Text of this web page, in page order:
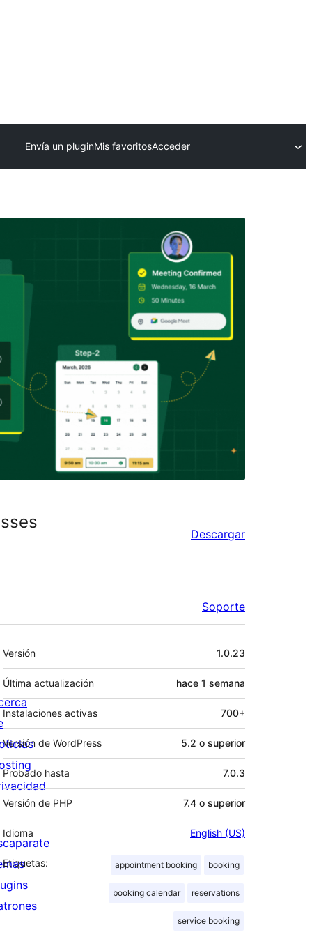
Envía un pluginMis favoritosAcceder
Descargar
Soporte
Meta
Versión 1.0.23
Última actualización hace 1 semana
Instalaciones activas 700+
Versión de WordPress 5.2 o superior
Probado hasta 7.0.3
Versión de PHP 7.4 o superior
Idioma English (US)
Etiquetas: appointment booking booking
booking calendar reservations
service booking